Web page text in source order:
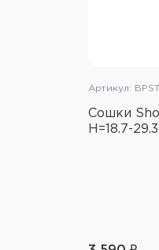
Артикул:
Сошки
H=18.7-